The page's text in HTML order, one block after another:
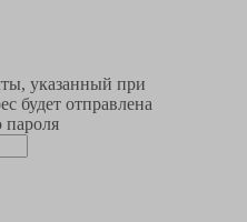
указанный при
будет отправлена
пароля